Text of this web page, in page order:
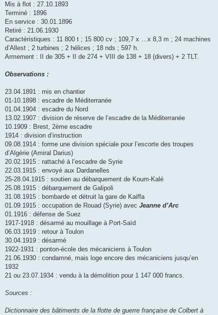
Mis à flot : 27.10.1893
Terminé : 1896
En service : 30.01.1896
Retiré : 21.06.1930
Caractéristiques : 11 800 t ; 15 800 cv ; 109,7 x …x 8,3 m ; 24 machines
d’Allest ; 2 turbines ; 2 hélices ; 18 nds ; 597 h.
Armement : II de 305 + II de 274 + VIII de 138 + 18 (divers) + 2 TLT.
Observations :
23.04.1891 : mis en chantier
01-10.1898 : escadre de Méditerranée
01.04.1904 : escadre du Nord
13.02.1907 : division de réserve de l’escadre de la Méditerranée
10.1909 : Brest, 2ème escadre
1914 : division d’instruction
09.08.1914 : forme une division spéciale pour l’escorte des troupes
d’Algérie (Amiral Darius)
20.02.1915 : rattaché à l’escadre de Syrie
22.03.1915 : envoyé aux Dardanelles
25-28.04.1915 : soutien au débarquement de Koum-Kalé
25.08.1915 : débarquement de Galipoli
31.08.1915 : bombarde et détruit la gare de Kaiffa
01.09.1915 : occupation de Rouad (Syrie) avec Jeanne d’Arc
01.1916 : défense de Suez
1917-1918 : désarmé au mouillage à Port-Saïd
06.03.1919 : retour à Toulon
30.04.1919 : désarmé
1922-1931 : ponton-école des mécaniciens à Toulon
21.06.1930 : condamné, mais loge encore des mécaniciens jusqu’en
1932
21 ou 23.07.1934 : vendu à la démolition pour 1 147 000 francs.
Sources :
Dictionnaire des bâtiments de la flotte de guerre française de Colbert à